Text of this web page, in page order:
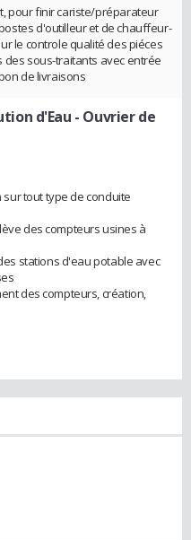
pour finir cariste/préparateur
d'outilleur et de chauffeur-
le controle qualité des piéces
sous-traitants avec entrée
de livraisons
d'Eau - Ouvrier de
tout type de conduite
des compteurs usines à
stations d'eau potable avec
des compteurs, création,